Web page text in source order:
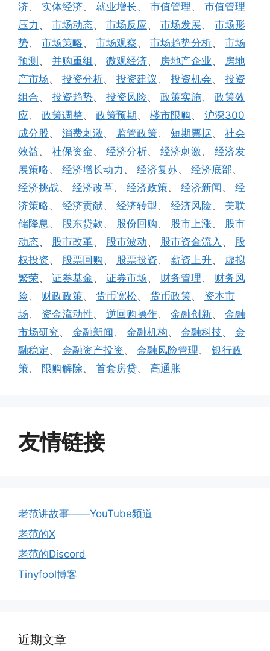
济、 实体经济、 就业增长、 市值管理、 市值管理
压力 、 市场动态、 市场反应、 市场发展、 市场形
势、 市场策略、 市场观察、 市场趋势分析、 市场
预测 、 并购重组 、 微观经济、 房地产企业、 房地
产市场、 投资分析、 投资建议 、 投资机会、 投资
组合、 投资趋势、 投资风险、 政策实施、 政策效
应、 政策调整、 政策预期、 楼市限购、 沪深300
成分股、 消费刺激、 监管政策、 短期票据、 社会
效益、 社保资金、 经济分析、 经济刺激、 经济发
展策略、 经济增长动力 、 经济复苏、 经济底部、
经济挑战、 经济改革、 经济政策、 经济新闻、 经
济策略、 经济贡献、 经济转型、 经济风险、 美联
储降息、 股东贷款、 股份回购、 股市上涨、 股市
动态、 股市改革、 股市波动、 股市资金流入 、 股
权投资、 股票回购、 股票投资、 薪资上升、 虚拟
繁荣、 证券基金、 证券市场、 财务管理、 财务风
险、 财政政策、 货币宽松、 货币政策、 资本市
场、 资金流动性、 逆回购操作、 金融创新、 金融
市场研究、 金融新闻、 金融机构、 金融科技、 金
融稳定 、 金融资产投资、 金融风险管理、 银行政
策、 限购解除、 首套房贷、 高通胀
友情链接
老范讲故事——YouTube频道
老范的X
老范的Discord
Tinyfool博客
近期文章